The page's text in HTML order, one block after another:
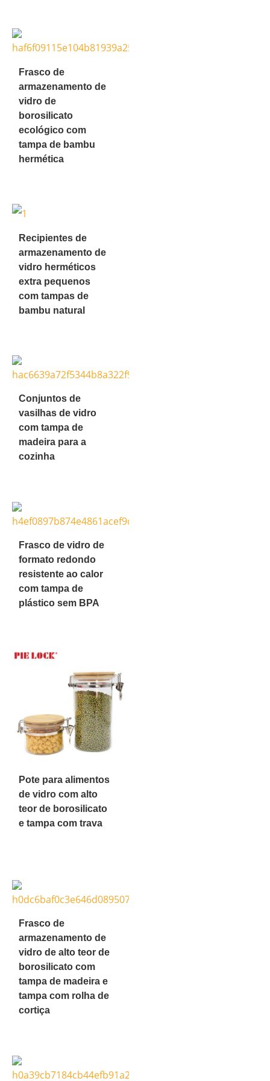
Frasco de
armazenamento de
vidro de
borosilicato
ecológico com
tampa de bambu
hermética
Recipientes de
armazenamento de
vidro herméticos
extra pequenos
com tampas de
bambu natural
Conjuntos de
vasilhas de vidro
com tampa de
madeira para a
cozinha
Frasco de vidro de
formato redondo
resistente ao calor
com tampa de
plástico sem BPA
Pote para alimentos
de vidro com alto
teor de borosilicato
e tampa com trava
Frasco de
armazenamento de
vidro de alto teor de
borosilicato com
tampa de madeira e
tampa com rolha de
cortiça